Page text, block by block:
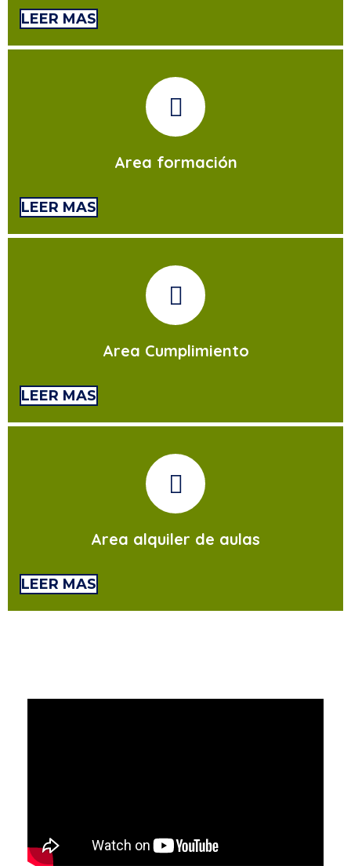
LEER MAS
Area formación
LEER MAS
Area Cumplimiento
LEER MAS
Area alquiler de aulas
LEER MAS